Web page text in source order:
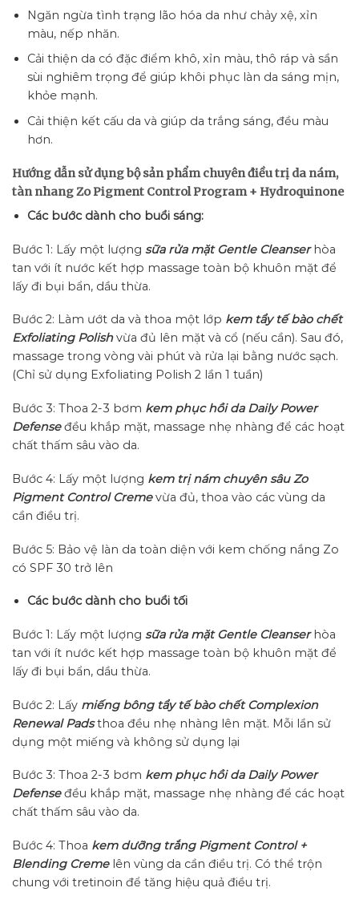
Ngăn ngừa tình trạng lão hóa da như chảy xệ, xỉn
màu, nếp nhăn.
Cải thiện da có đặc điểm khô, xỉn màu, thô ráp và sần
sùi nghiêm trọng để giúp khôi phục làn da sáng mịn,
khỏe mạnh.
Cải thiện kết cấu da và giúp da trắng sáng, đều màu
hơn.
Hướng dẫn sử dụng bộ sản phẩm chuyên điều trị da nám,
tàn nhang Zo Pigment Control Program + Hydroquinone
Các bước dành cho buổi sáng:
Bước 1: Lấy một lượng sữa rửa mặt Gentle Cleanserhòa
tan với ít nước kết hợp massage toàn bộ khuôn mặt để
lấy đi bụi bẩn, dầu thừa.
Bước 2: Làm ướt da và thoa một lớp kem tẩy tế bào chết
Exfoliating Polishvừa đủ lên mặt và cổ (nếu cần). Sau đó,
massage trong vòng vài phút và rửa lại bằng nước sạch.
(Chỉ sử dụng Exfoliating Polish 2 lần 1 tuần)
Bước 3: Thoa 2-3 bơm kem phục hồi da Daily Power
Defenseđều khắp mặt, massage nhẹ nhàng để các hoạt
chất thấm sâu vào da.
Bước 4: Lấy một lượng kem trị nám chuyên sâu Zo
Pigment Control Cremevừa đủ, thoa vào các vùng da
cần điều trị.
Bước 5: Bảo vệ làn da toàn diện với kem chống nắng Zo
có SPF 30 trở lên
Các bước dành cho buổi tối
Bước 1: Lấy một lượng sữa rửa mặt Gentle Cleanserhòa
tan với ít nước kết hợp massage toàn bộ khuôn mặt để
lấy đi bụi bẩn, dầu thừa.
Bước 2: Lấy miếng bông tẩy tế bào chết Complexion
Renewal Padsthoa đều nhẹ nhàng lên mặt. Mỗi lần sử
dụng một miếng và không sử dụng lại
Bước 3: Thoa 2-3 bơm kem phục hồi da Daily Power
Defenseđều khắp mặt, massage nhẹ nhàng để các hoạt
chất thấm sâu vào da.
Bước 4: Thoa kem dưỡng trắng Pigment Control +
Blending Creme lên vùng da cần điều trị. Có thể trộn
chung với tretinoin để tăng hiệu quả điều trị.